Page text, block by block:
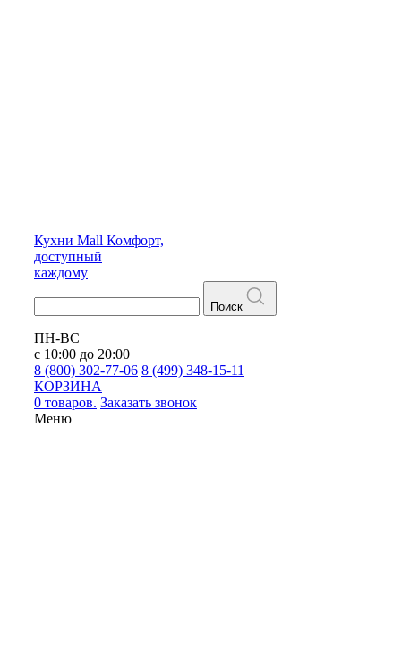
Кухни Mall Комфорт,
доступный
каждому
Поиск
ПН-ВС
с 10:00 до 20:00
8 (800) 302-77-06 8 (499) 348-15-11
КОРЗИНА
0 товаров. Заказать звонок
Меню